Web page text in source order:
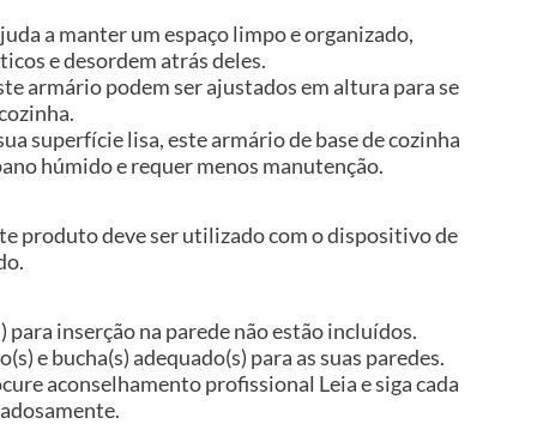
a manter um espaço limpo e organizado,
e desordem atrás deles.
armário podem ser ajustados em altura para se
superfície lisa, este armário de base de cozinha
húmido e requer menos manutenção.
produto deve ser utilizado com o dispositivo de
para inserção na parede não estão incluídos.
e bucha(s) adequado(s) para as suas paredes.
aconselhamento profissional Leia e siga cada